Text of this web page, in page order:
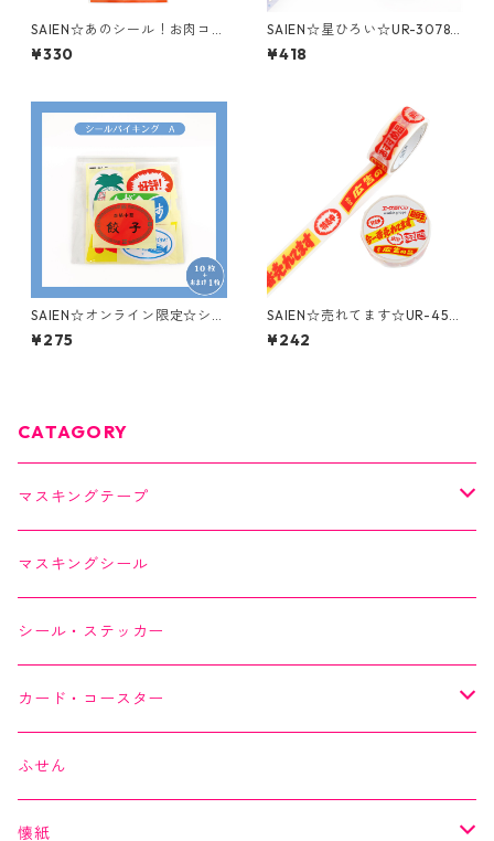
SAIEN☆あのシール！お肉コー
ナー☆透明シール☆(J328)
¥330
SAIEN☆星ひろい☆UR-3078
☆金箔☆マスキングテープ
¥418
SAIEN☆オンライン限定☆シー
ルバイキング☆セットA☆おま
け付！
¥275
SAIEN☆売れてます☆UR-456
2☆マスキングテープ
¥242
CATAGORY
マスキングテープ
SAIEN
オリジナルシリーズ
作家シリーズ
YUNOKI
Kimono美
美MONDE
デコレーションテープ（クリアテープ）
田村美紀
マスキングシール
シール・ステッカー
カード・コースター
スイーツカード
YUNOKI
ふせん
懐紙